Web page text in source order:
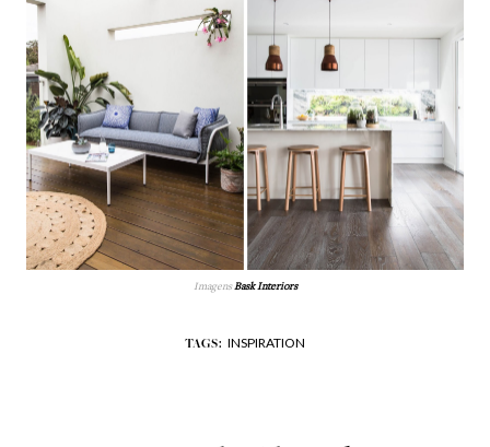
ImagensBask Interiors
TAGS: INSPIRATION